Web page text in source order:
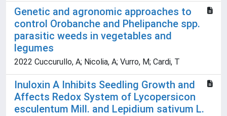
Genetic and agronomic approaches to
control Orobanche and Phelipanche spp.
parasitic weeds in vegetables and
legumes
2022 Cuccurullo, A; Nicolia, A; Vurro, M; Cardi, T
Inuloxin A Inhibits Seedling Growth and
Affects Redox System of Lycopersicon
esculentum Mill. and Lepidium sativum L.